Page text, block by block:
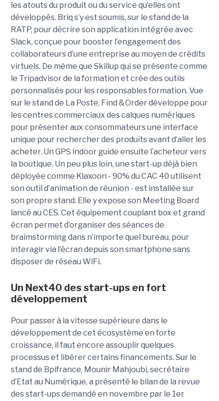
les atouts du produit ou du service qu’elles ont
développés. Briq s’y est soumis, sur le stand de la
RATP, pour décrire son application intégrée avec
Slack, conçue pour booster l’engagement des
collaborateurs d’une entreprise au moyen de crédits
virtuels. De même que Skillup qui se présente comme
le Tripadvisor de la formation et crée des outils
personnalisés pour les responsables formation. Vue
sur le stand de La Poste, Find &Order développe pour
les centres commerciaux des calques numériques
pour présenter aux consommateurs une interface
unique pour rechercher des produits avant d’aller les
acheter. Un GPS indoor guide ensuite l’acheteur vers
la boutique. Un peu plus loin, une start-up déjà bien
déployée comme Klaxoon - 90% du CAC 40 utilisent
son outil d’animation de réunion - est installée sur
son propre stand. Elle y expose son Meeting Board
lancé au CES. Cet équipement couplant box et grand
écran permet d’organiser des séances de
braimstorming dans n’importe quel bureau, pour
interagir via l’écran depuis son smartphone sans
disposer de réseau WiFi.
Un Next40 des start-ups en fort
développement
Pour passer à la vitesse supérieure dans le
développement de cet écosystème en forte
croissance, il faut encore assouplir quelques
processus et libérer certains financements. Sur le
stand de Bpifrance, Mounir Mahjoubi, secrétaire
d’Etat au Numérique, a présenté le bilan de la revue
des start-ups demandé en novembre par le 1er